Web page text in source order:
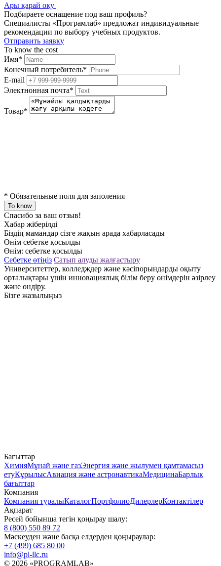
Ары қарай оқу
Подбираете оснащение под ваш профиль?
Специалисты «Програмлаб» предложат индивидуальные
рекомендации по выбору учебных продуктов.
Отправить заявку
To know the cost
Имя*
Конечный потребитель*
E-mail
Электнонная почта*
Товар*
* Обязательные поля для заполения
To know
Спасибо за ваш отзыв!
Хабар жіберілді
Біздің мамандар сізге жақын арада хабарласады
Өнім себетке қосылды
Өнім: себетке қосылды
Себетке өтіңіз Сатып алуды жалғастыру
Университеттер, колледждер және кәсіпорындарды оқыту
орталықтары үшін инновациялық білім беру өнімдерін әзірлеу
және өндіру.
Бізге жазылыңыз
Бағыттар
ХимияМұнай және газЭнергия және жылумен қамтамасыз
етуҚұрылысАвиация және астронавтикаМедицинаБарлық
бағыттар
Компания
Компания туралыКаталогПортфолиоДилерлерКонтактілер
Ақпарат
Ресей бойынша тегін қоңырау шалу:
8 (800) 550 89 72
Мәскеуден және басқа елдерден қоңыраулар:
+7 (499) 685 80 00
info@pl-llc.ru
© 2026 «PROGRAMLAB»